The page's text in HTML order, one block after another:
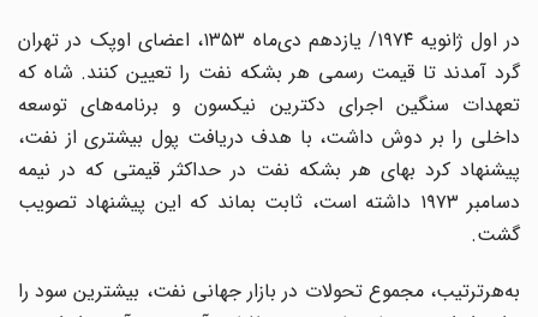
در اول ژانویه ۱۹۷۴/ یازدهم دی‌ماه ۱۳۵۳، اعضای اوپک در تهران
گرد آمدند تا قیمت رسمی هر بشکه نفت را تعیین کنند. شاه که
تعهدات سنگین اجرای دکترین نیکسون و برنامه‌های توسعه
داخلی را بر دوش داشت، با هدف دریافت پول بیشتری از نفت،
پیشنهاد کرد بهای هر بشکه نفت در حداکثر قیمتی که در نیمه
دسامبر ۱۹۷۳ داشته است، ثابت بماند که این پیشنهاد تصویب
گشت.
به‌هرترتیب، مجموع تحولات در بازار جهانی نفت، بیشترین سود را